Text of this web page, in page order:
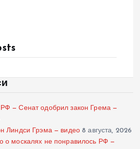
— Сенат одобрил закон Грема —
Линдси Грэма — видео 8 августа, 2026
о москалях не понравилось РФ —